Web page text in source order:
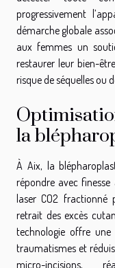
progressivement
démarche globale
aux femmes un
restaurer leur bien-
risque de séquelles ou
la
À Aix, la
répondre avec
laser CO2 fractionné
retrait des excès
technologie offre
traumatismes et
micro-incisions,